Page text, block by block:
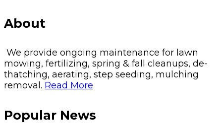
About
We provide ongoing maintenance for lawn
mowing, fertilizing, spring & fall cleanups, de-
thatching, aerating, step seeding, mulching
removal. Read More
Popular News